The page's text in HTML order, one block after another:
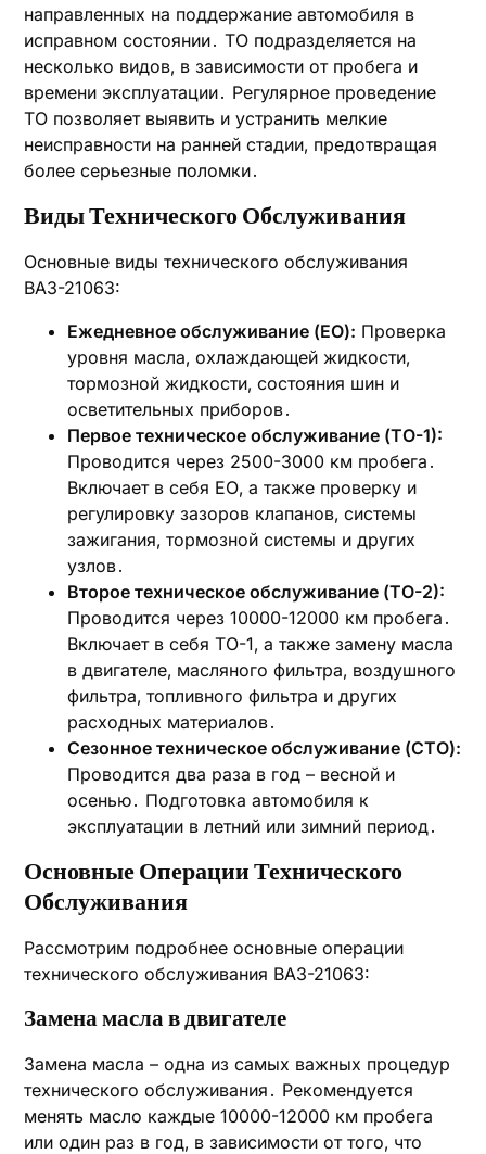
направленных на поддержание автомобиля в
исправном состоянии․ ТО подразделяется на
несколько видов‚ в зависимости от пробега и
времени эксплуатации․ Регулярное проведение
ТО позволяет выявить и устранить мелкие
неисправности на ранней стадии‚ предотвращая
более серьезные поломки․
Виды Технического Обслуживания
Основные виды технического обслуживания
ВАЗ-21063:
Ежедневное обслуживание (ЕО): Проверка
уровня масла‚ охлаждающей жидкости‚
тормозной жидкости‚ состояния шин и
осветительных приборов․
Первое техническое обслуживание (ТО-1):
Проводится через 2500-3000 км пробега․
Включает в себя ЕО‚ а также проверку и
регулировку зазоров клапанов‚ системы
зажигания‚ тормозной системы и других
узлов․
Второе техническое обслуживание (ТО-2):
Проводится через 10000-12000 км пробега․
Включает в себя ТО-1‚ а также замену масла
в двигателе‚ масляного фильтра‚ воздушного
фильтра‚ топливного фильтра и других
расходных материалов․
Сезонное техническое обслуживание (СТО):
Проводится два раза в год – весной и
осенью․ Подготовка автомобиля к
эксплуатации в летний или зимний период․
Основные Операции Технического
Обслуживания
Рассмотрим подробнее основные операции
технического обслуживания ВАЗ-21063:
Замена масла в двигателе
Замена масла – одна из самых важных процедур
технического обслуживания․ Рекомендуется
менять масло каждые 10000-12000 км пробега
или один раз в год‚ в зависимости от того‚ что